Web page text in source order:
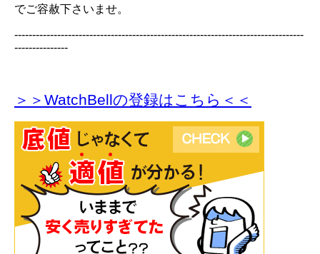
でご容赦下さいませ。
---------------------------------------------------------------------------------
---------------
＞＞WatchBellの登録はこちら＜＜